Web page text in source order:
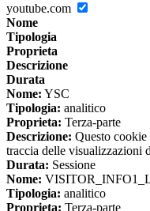
youtube.com
Nome
Tipologia
Proprieta
Descrizione
Durata
Nome: YSC
Tipologia: analitico
Proprieta: Terza-parte
Descrizione: Questo cookie
traccia delle visualizzazioni
Durata: Sessione
Nome:
Tipologia: analitico
Proprieta: Terza-parte